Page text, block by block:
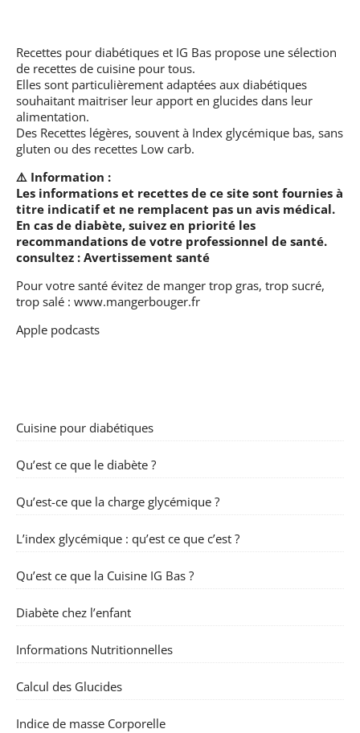
Recettes pour diabétiques et IG Bas propose une sélection
de recettes de cuisine pour tous.
Elles sont particulièrement adaptées aux diabétiques
souhaitant maitriser leur apport en glucides dans leur
alimentation.
Des Recettes légères, souvent à Index glycémique bas, sans
gluten ou des recettes Low carb.
⚠️ Information :
Les informations et recettes de ce site sont fournies à
titre indicatif et ne remplacent pas un avis médical.
En cas de diabète, suivez en priorité les
recommandations de votre professionnel de santé.
consultez : Avertissement santé
Pour votre santé évitez de manger trop gras, trop sucré,
trop salé : www.mangerbouger.fr
Apple podcasts
Cuisine pour diabétiques
Qu’est ce que le diabète ?
Qu’est-ce que la charge glycémique ?
L’index glycémique : qu’est ce que c’est ?
Qu’est ce que la Cuisine IG Bas ?
Diabète chez l’enfant
Informations Nutritionnelles
Calcul des Glucides
Indice de masse Corporelle